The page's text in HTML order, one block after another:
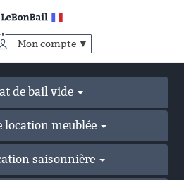
Mon compte ▼
de bail vide
location meublée
saisonnière